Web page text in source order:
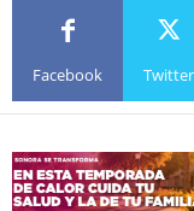
Facebook Twitter